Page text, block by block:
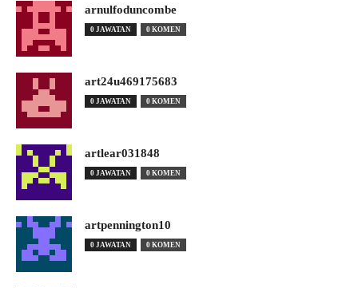
arnulfoduncombe
0 JAWATAN 0 KOMEN
art24u469175683
0 JAWATAN 0 KOMEN
artlear031848
0 JAWATAN 0 KOMEN
artpennington10
0 JAWATAN 0 KOMEN